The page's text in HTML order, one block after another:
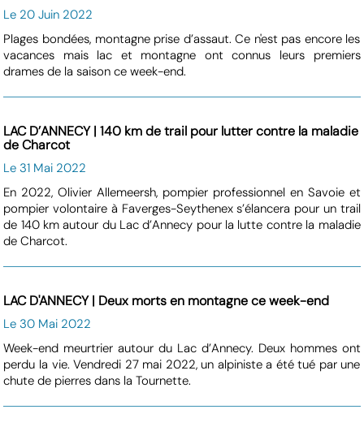
Le 20 Juin 2022
Plages bondées, montagne prise d’assaut. Ce n'est pas encore les
vacances mais lac et montagne ont connus leurs premiers
drames de la saison ce week-end.
LAC D’ANNECY | 140 km de trail pour lutter contre la maladie
de Charcot
Le 31 Mai 2022
En 2022, Olivier Allemeersh, pompier professionnel en Savoie et
pompier volontaire à Faverges-Seythenex s’élancera pour un trail
de 140 km autour du Lac d’Annecy pour la lutte contre la maladie
de Charcot.
LAC D'ANNECY | Deux morts en montagne ce week-end
Le 30 Mai 2022
Week-end meurtrier autour du Lac d’Annecy. Deux hommes ont
perdu la vie. Vendredi 27 mai 2022, un alpiniste a été tué par une
chute de pierres dans la Tournette.